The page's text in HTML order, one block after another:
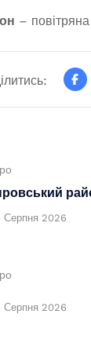
–
Серпня 2026
Серпня 2026